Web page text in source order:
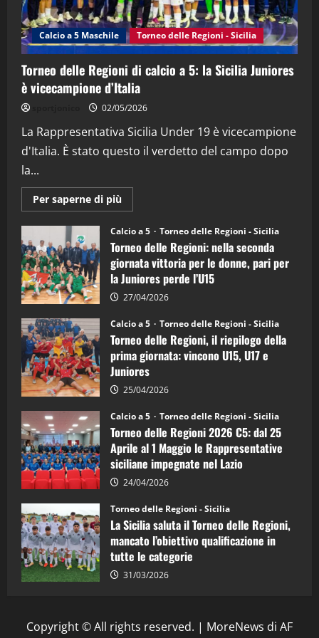
Calcio a 5 Maschile Torneo delle Regioni - Sicilia
Torneo delle Regioni di calcio a 5: la Sicilia Juniores
è vicecampione d’Italia
02/05/2026
La Rappresentativa Sicilia Under 19 è vicecampione
d'Italia. È stato questo il verdetto del campo dopo
la...
Per saperne di più
informazioni
Torneo
delle
Regioni
di
calcio
a
5:
la
Juniores
è
vicecampione
d’Italia
Calcio a 5 Torneo delle Regioni - Sicilia
Torneo delle Regioni: nella seconda
giornata vittoria per le donne, pari per
la Juniores perde l’U15
27/04/2026
Calcio a 5 Torneo delle Regioni - Sicilia
Torneo delle Regioni, il riepilogo della
prima giornata: vincono U15, U17 e
Juniores
25/04/2026
Calcio a 5 Torneo delle Regioni - Sicilia
Torneo delle Regioni 2026 C5: dal 25
Aprile al 1 Maggio le Rappresentative
siciliane impegnate nel Lazio
24/04/2026
Torneo delle Regioni - Sicilia
La Sicilia saluta il Torneo delle Regioni,
mancato l’obiettivo qualificazione in
tutte le categorie
31/03/2026
Copyright © All rights reserved. | MoreNews di AF